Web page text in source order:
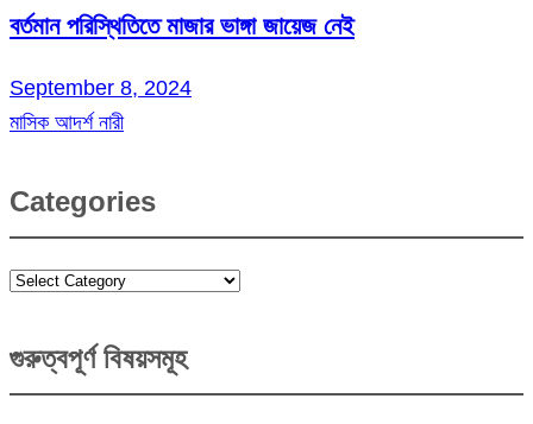
বর্তমান পরিস্থিতিতে মাজার ভাঙ্গা জায়েজ নেই
September 8, 2024
মাসিক আদর্শ নারী
Categories
Categories
গুরুত্বপূর্ণ বিষয়সমূহ